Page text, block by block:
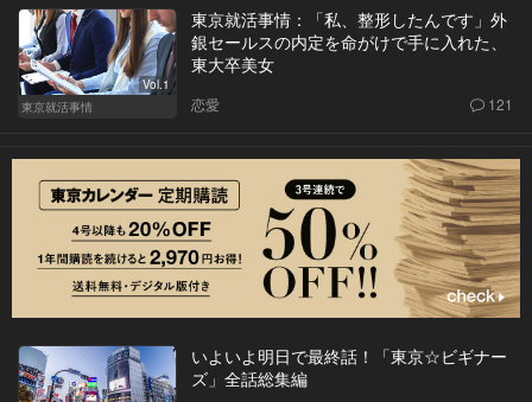
Vol.1
東京就活事情
東京就活事情：「私、整形したんです」外
銀セールスの内定を命がけで手に入れた、
東大卒美女
恋愛 121
いよいよ明日で最終話！「東京☆ビギナー
ズ」全話総集編